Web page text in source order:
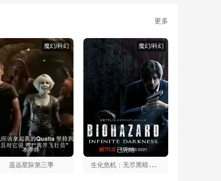
更多
本季终
魔幻/科幻
遥远星际第三季
已完结
魔幻/科幻
生
化危机：无尽黑暗第一季